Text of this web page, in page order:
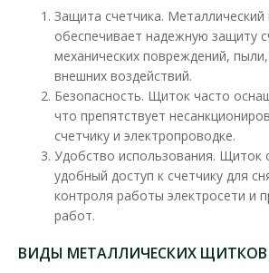
В сравнения
В закладки
Защита счетчика. Металлический
обеспечивает надежную защиту
механических повреждений, пыли,
внешних воздействий.
Безопасность. Щиток часто
что препятствует
счетчику и электропроводке.
Удобство использования. Щиток
удобный доступ к счетчику для
контроля работы электросети и
работ.
ВИДЫ МЕТАЛЛИЧЕСКИХ ЩИТКОВ